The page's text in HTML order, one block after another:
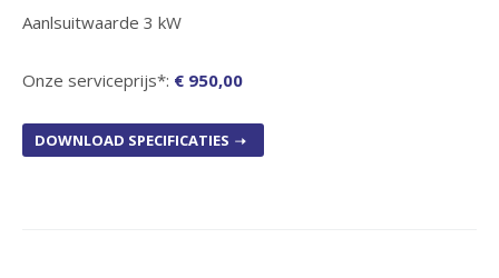
Aanlsuitwaarde 3 kW
Onze serviceprijs*: € 950,00
DOWNLOAD SPECIFICATIES